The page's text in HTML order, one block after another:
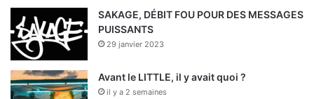
i
n
e
r
m
SAKAGE, DÉBIT FOU POUR DES MESSAGES
PUISSANTS
29 janvier 2023
Avant le LITTLE, il y avait quoi ?
il y a 2 semaines